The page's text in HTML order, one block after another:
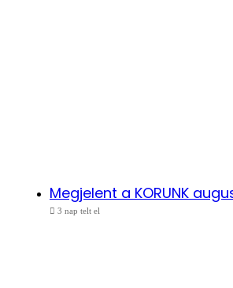
Megjelent a KORUNK
3 nap telt el